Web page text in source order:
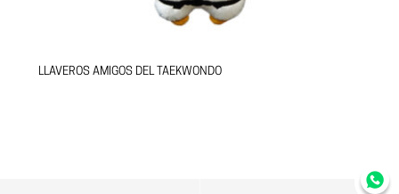
LLAVEROS AMIGOS DEL TAEKWONDO